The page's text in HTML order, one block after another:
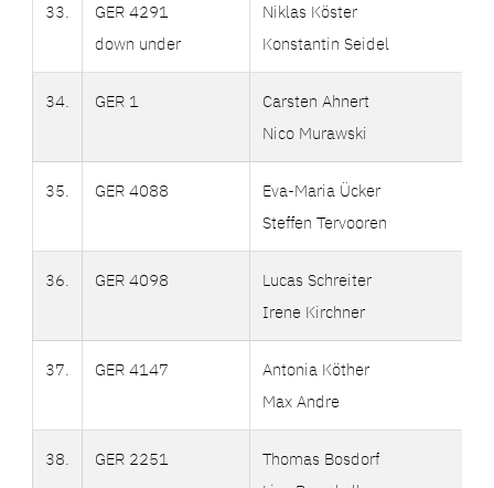
33.
GER 4291
down under
Niklas Köster
Konstantin Seidel
34. GER 1
Carsten Ahnert
Nico Murawski
35. GER 4088
Eva-Maria Ücker
Steffen Tervooren
36. GER 4098
Lucas Schreiter
Irene Kirchner
37. GER 4147
Antonia Köther
Max Andre
38. GER 2251
Thomas Bosdorf